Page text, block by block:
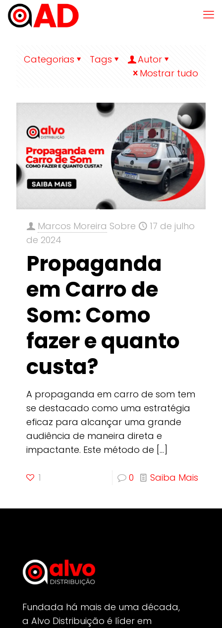
Categorias Tags
Autor
Mostrar tudo
Marcos Moreira Sobre
17 de julho
de 2024
Propaganda
em Carro de
Som: Como
fazer e quanto
custa?
A propaganda em carro de som tem
se destacado como uma estratégia
eficaz para alcançar uma grande
audiência de maneira direta e
impactante. Este método de […]
1 0 Saiba Mais
Fundada há mais de uma década,
a Alvo Distribuição é líder em